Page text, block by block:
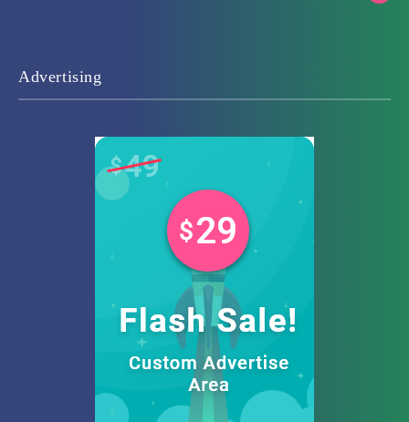
Advertising